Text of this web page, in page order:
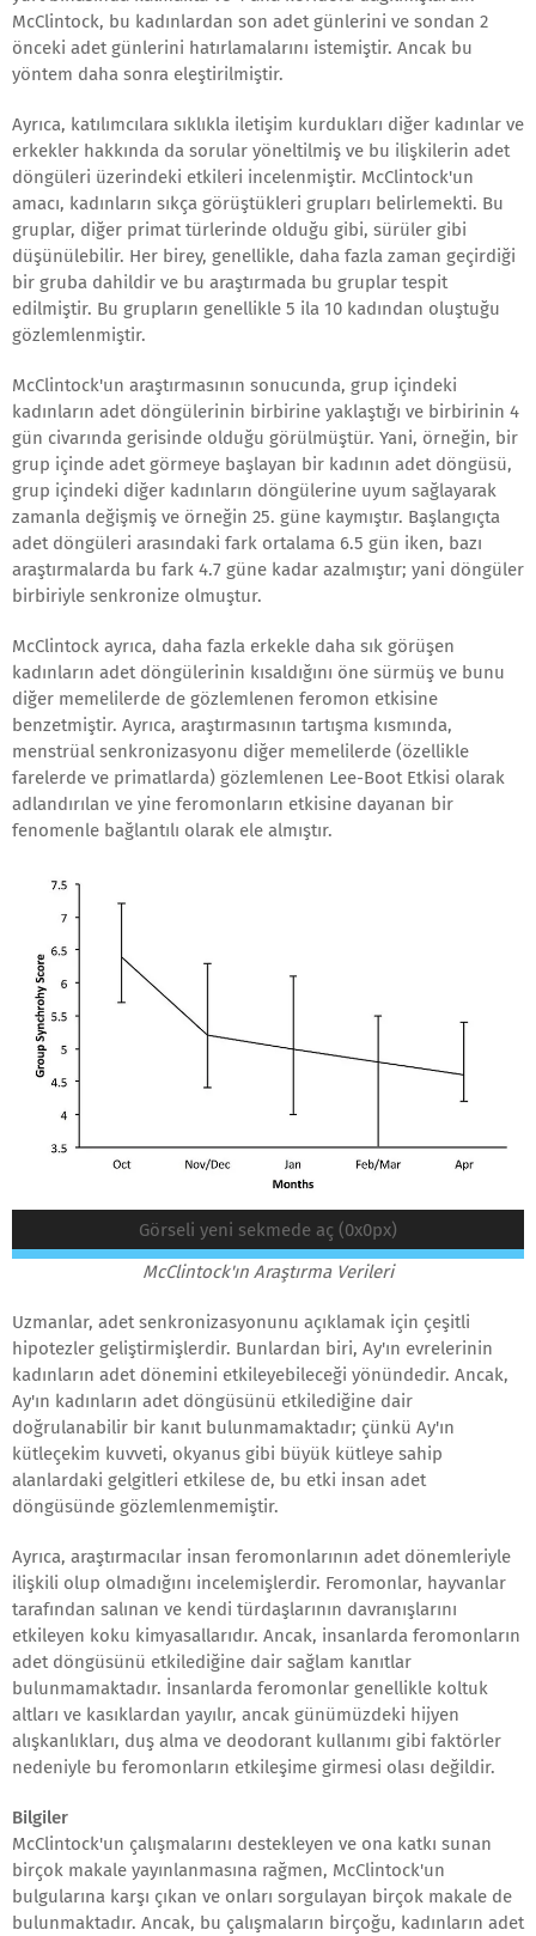
McClintock, bu kadınlardan son adet günlerini ve sondan 2
önceki adet günlerini hatırlamalarını istemiştir. Ancak bu
yöntem daha sonra eleştirilmiştir.
Ayrıca, katılımcılara sıklıkla iletişim kurdukları diğer kadınlar ve
erkekler hakkında da sorular yöneltilmiş ve bu ilişkilerin adet
döngüleri üzerindeki etkileri incelenmiştir. McClintock'un
amacı, kadınların sıkça görüştükleri grupları belirlemekti. Bu
gruplar, diğer primat türlerinde olduğu gibi, sürüler gibi
düşünülebilir. Her birey, genellikle, daha fazla zaman geçirdiği
bir gruba dahildir ve bu araştırmada bu gruplar tespit
edilmiştir. Bu grupların genellikle 5 ila 10 kadından oluştuğu
gözlemlenmiştir.
McClintock'un araştırmasının sonucunda, grup içindeki
kadınların adet döngülerinin birbirine yaklaştığı ve birbirinin 4
gün civarında gerisinde olduğu görülmüştür. Yani, örneğin, bir
grup içinde adet görmeye başlayan bir kadının adet döngüsü,
grup içindeki diğer kadınların döngülerine uyum sağlayarak
zamanla değişmiş ve örneğin 25. güne kaymıştır. Başlangıçta
adet döngüleri arasındaki fark ortalama 6.5 gün iken, bazı
araştırmalarda bu fark 4.7 güne kadar azalmıştır; yani döngüler
birbiriyle senkronize olmuştur.
McClintock ayrıca, daha fazla erkekle daha sık görüşen
kadınların adet döngülerinin kısaldığını öne sürmüş ve bunu
diğer memelilerde de gözlemlenen feromon etkisine
benzetmiştir. Ayrıca, araştırmasının tartışma kısmında,
menstrüal senkronizasyonu diğer memelilerde (özellikle
farelerde ve primatlarda) gözlemlenen Lee-Boot Etkisi olarak
adlandırılan ve yine feromonların etkisine dayanan bir
fenomenle bağlantılı olarak ele almıştır.
Görseli yeni sekmede aç (0x0px)
McClintock'ın Araştırma Verileri
Uzmanlar, adet senkronizasyonunu açıklamak için çeşitli
hipotezler geliştirmişlerdir. Bunlardan biri, Ay'ın evrelerinin
kadınların adet dönemini etkileyebileceği yönündedir. Ancak,
Ay'ın kadınların adet döngüsünü etkilediğine dair
doğrulanabilir bir kanıt bulunmamaktadır; çünkü Ay'ın
kütleçekim kuvveti, okyanus gibi büyük kütleye sahip
alanlardaki gelgitleri etkilese de, bu etki insan adet
döngüsünde gözlemlenmemiştir.
Ayrıca, araştırmacılar insan feromonlarının adet dönemleriyle
ilişkili olup olmadığını incelemişlerdir. Feromonlar, hayvanlar
tarafından salınan ve kendi türdaşlarının davranışlarını
etkileyen koku kimyasallarıdır. Ancak, insanlarda feromonların
adet döngüsünü etkilediğine dair sağlam kanıtlar
bulunmamaktadır. İnsanlarda feromonlar genellikle koltuk
altları ve kasıklardan yayılır, ancak günümüzdeki hijyen
alışkanlıkları, duş alma ve deodorant kullanımı gibi faktörler
nedeniyle bu feromonların etkileşime girmesi olası değildir.
Bilgiler
McClintock'un çalışmalarını destekleyen ve ona katkı sunan
birçok makale yayınlanmasına rağmen, McClintock'un
bulgularına karşı çıkan ve onları sorgulayan birçok makale de
bulunmaktadır. Ancak, bu çalışmaların birçoğu, kadınların adet